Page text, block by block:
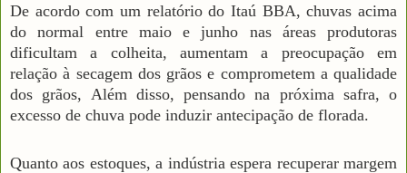
De acordo com um relatório do Itaú BBA, chuvas acima
do normal entre maio e junho nas áreas produtoras
dificultam a colheita, aumentam a preocupação em
relação à secagem dos grãos e comprometem a qualidade
dos grãos, Além disso, pensando na próxima safra, o
excesso de chuva pode induzir antecipação de florada.
Quanto aos estoques, a indústria espera recuperar margem